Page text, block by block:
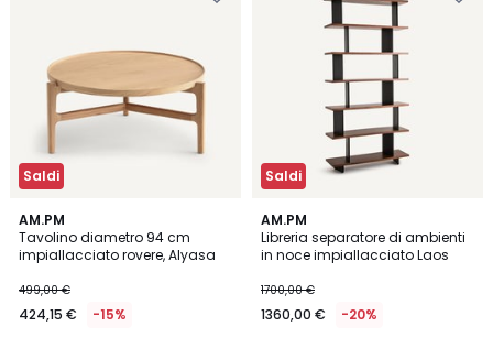
Saldi
AM.PM
Tavolino diametro 94 cm
impiallacciato rovere, Alyasa
499,00 €
424,15 € -15%
4,4
/ 5
Saldi
AM.PM
Libreria separatore di ambienti
in noce impiallacciato Laos
1700,00 €
1360,00 € -20%
5
/
5